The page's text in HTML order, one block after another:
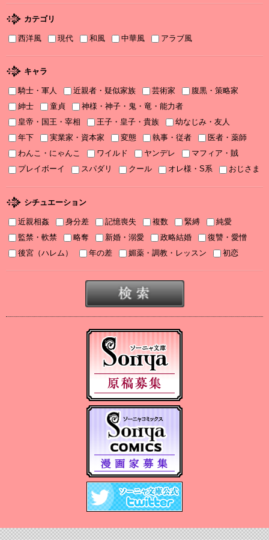
『打算婚 未亡人になりかけましたがヤンデレ実業家の愛され妻に
なりました』お詫びと訂正
書泉2025年TLフェア Sonyaコミックス参加サイン色紙ちらっと見
せ♡
2025/11/08
書泉2025年TLフェア ソーニャ文庫・Sonyaコミックス参加♡
2025/11/06
2025年11月刊電子書籍配信のお知らせ
2025/10/06
2025年10月刊電子書籍配信のお知らせ
2025/09/03
2025年９月刊電子書籍配信のお知らせ
2025/08/05
2025年８月刊電子書籍配信のお知らせ
2025年７月刊電子書籍配信のお知らせ
2025年５月刊電子書籍配信のお知らせ
2025年４月刊電子書籍配信のお知らせ
2025年３月刊電子書籍配信のお知らせ
【Sonyaコミックス 電子書店配信開始】悪人の恋１、みそっかす
2024年12月刊電子書籍配信のお知らせ
【11月６日発売】Sonyaコミックス『悪人の恋1』『みそっかす王女
カテゴリ
西洋風 現代 和風 中華風 アラブ風
キャラ
騎士・軍人 近親者・疑似家族 芸術家
腹黒・策略家
紳士
童貞
神様・神子・鬼・竜・能力者
皇帝・国王・宰相
王子・皇子・貴族
幼なじみ・友人
年下
実業家・資本家 変態 執事・従者
医者・薬師
わんこ・にゃんこ
ワイルド ヤンデレ
マフィア・賊
プレイボーイ
スパダリ クール オレ様・S系 おじさま
シチュエーション
近親相姦 身分差 記憶喪失 複数 緊縛
純愛
監禁・軟禁
略奪 新婚・溺愛 政略結婚
復讐・愛憎
後宮（ハレム）
年の差 媚薬・調教・レッスン 初恋